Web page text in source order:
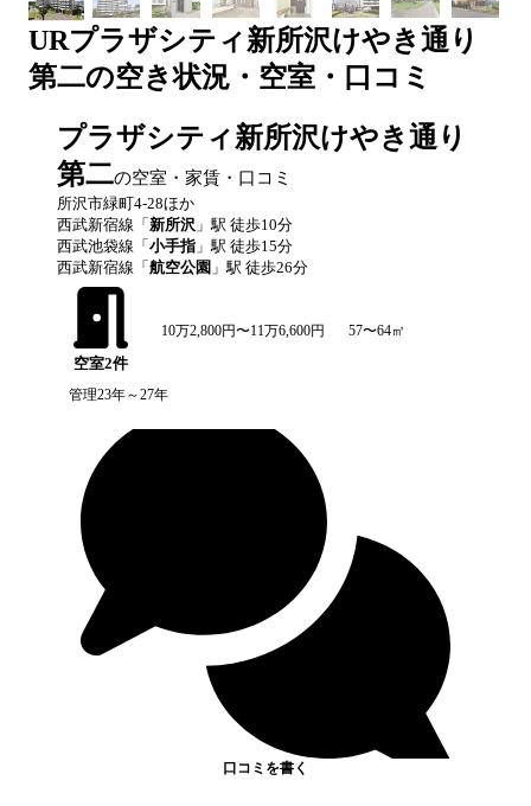
URプラザシティ新所沢けやき通り
第二の空き状況・空室・口コミ
プラザシティ新所沢けやき通り
第二の空室・家賃・口コミ
所沢市緑町4-28ほか
西武新宿線 「 新所沢 」駅 徒歩10分
西武池袋線 「 小手指 」駅 徒歩15分
西武新宿線 「 航空公園 」駅 徒歩26分
空室2件
10万2,800円〜11万6,600円 57〜64㎡
管理23年～27年
口コミを書く